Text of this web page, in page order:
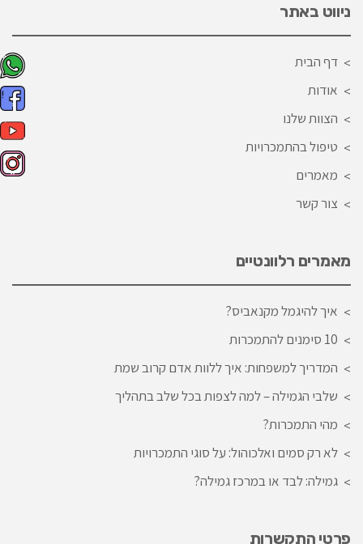
ניווט באתר
דף הבית
אודות
הצוות שלנו
טיפול בהתמכרויות
מאמרים
צור קשר
מאמרים רלוונטיים
איך להיגמל מקנאביס?
10 סימנים להתמכרות
המדריך למשפחות: איך ללוות אדם קרוב שמת
שלבי הגמילה – למה לצפות בכל שלב בתהליך
מהי התמכרות?
לא רק סמים ואלכוהול: על סוגי התמכרויות
גמילה: לבד או במרכז גמילה?
פרטי התקשרות